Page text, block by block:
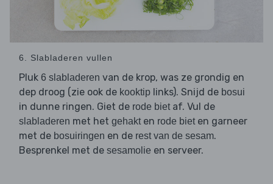
6. Slabladeren vullen
Pluk 6 slabladeren van de krop, was ze grondig en
dep droog (zie ook de kooktip links). Snijd de bosui
in dunne ringen. Giet de rode bietaf. Vul de
slabladeren met het gehakten rode bieten garneer
met de bosuiringen en de rest van de sesam.
Besprenkel met de sesamolie en serveer.